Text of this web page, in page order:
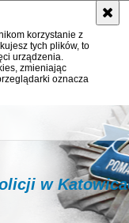
korzystanie z
tych plików, to
urządzenia.
zmieniając
oznacza
w